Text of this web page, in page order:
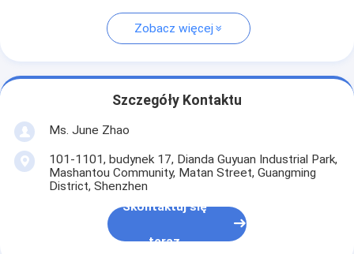
Zobacz więcej
Szczegóły Kontaktu
Ms. June Zhao
101-1101, budynek 17, Dianda Guyuan Industrial Park,
Mashantou Community, Matan Street, Guangming
District, Shenzhen
Skontaktuj się
teraz